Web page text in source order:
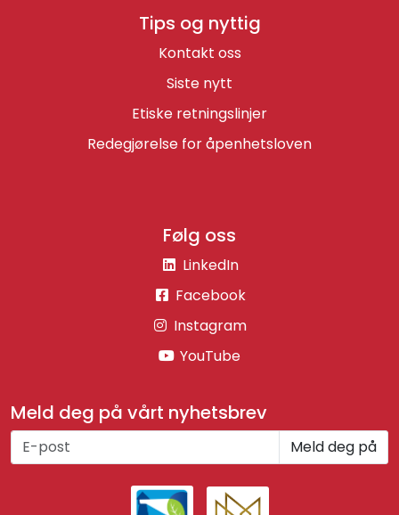
Meld deg på vårt nyhetsbrev
Meld deg på
Tips og nyttig
Kontakt oss
Siste nytt
Etiske retningslinjer
Redegjørelse for åpenhetsloven
Følg oss
LinkedIn
Facebook
Instagram
YouTube